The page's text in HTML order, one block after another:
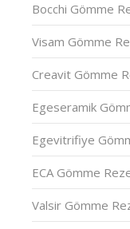
Bocchi Gömme
Visam Gömme
Creavit Gömme
Egeseramik
Egevitrifiye
ECA Gömme
Valsir Gömme